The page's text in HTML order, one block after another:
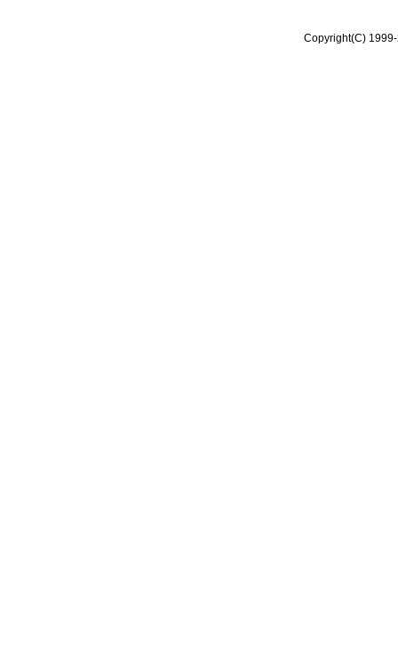
Copyright(C)